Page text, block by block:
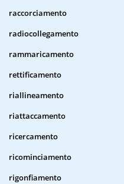
raccorciamento
radiocollegamento
rammaricamento
rettificamento
riallineamento
riattaccamento
ricercamento
ricominciamento
rigonfiamento